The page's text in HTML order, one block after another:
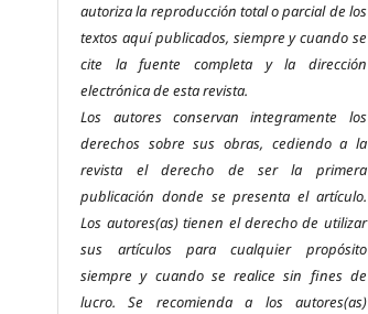
autoriza la reproducción total o parcial de los
textos aquí publicados, siempre y cuando se
cite la fuente completa y la dirección
electrónica de esta revista.
Los autores conservan integramente los
derechos sobre sus obras, cediendo a la
revista el derecho de ser la primera
publicación donde se presenta el artículo.
Los autores(as) tienen el derecho de utilizar
sus artículos para cualquier propósito
siempre y cuando se realice sin fines de
lucro. Se recomienda a los autores(as)